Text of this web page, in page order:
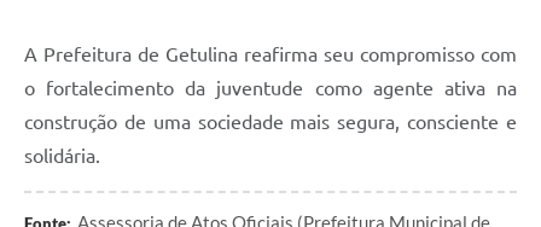
A Prefeitura de Getulina reafirma seu compromisso com
o fortalecimento da juventude como agente ativa na
construção de uma sociedade mais segura, consciente e
solidária.
Assessoria de Atos Oficiais (Prefeitura Municipal de